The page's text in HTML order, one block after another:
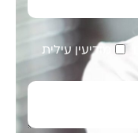
מודיעין עילית